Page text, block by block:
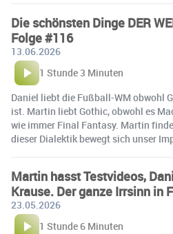
Die schönsten Dinge DER
Folge #116
13.06.2026
1 Stunde 3 Minuten
Daniel liebt die Fußball-WM obwohl
ist. Martin liebt Gothic, obwohl es
wie immer Final Fantasy. Martin
dieser Dialektik bewegt sich unser
Martin hasst Testvideos,
Krause. Der ganze Irrsinn in
23.05.2026
1 Stunde 6 Minuten